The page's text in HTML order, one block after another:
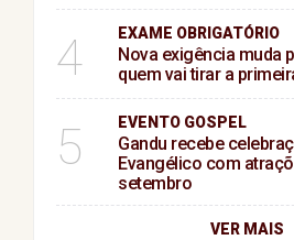
4 EXAME OBRIGATÓRIO
Nova exigência muda
quem vai tirar a
5 EVENTO GOSPEL
Gandu recebe
Evangélico com
setembro
VER MAIS